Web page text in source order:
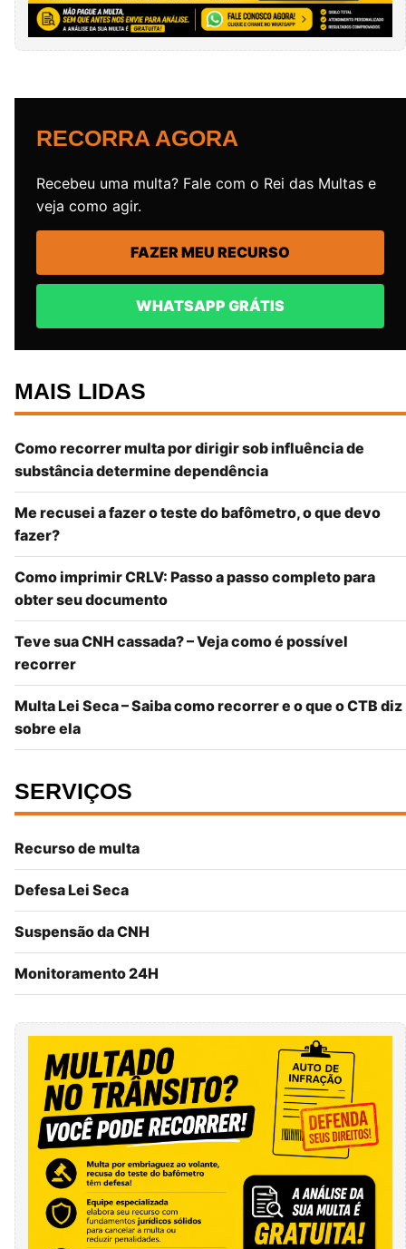
RECORRA AGORA
Recebeu uma multa? Fale com o Rei das Multas e
veja como agir.
FAZER MEU RECURSO
WHATSAPP GRÁTIS
MAIS LIDAS
Como recorrer multa por dirigir sob influência de
substância determine dependência
Me recusei a fazer o teste do bafômetro, o que devo
fazer?
Como imprimir CRLV: Passo a passo completo para
obter seu documento
Teve sua CNH cassada? – Veja como é possível
recorrer
Multa Lei Seca – Saiba como recorrer e o que o CTB diz
sobre ela
SERVIÇOS
Recurso de multa
Defesa Lei Seca
Suspensão da CNH
Monitoramento 24H